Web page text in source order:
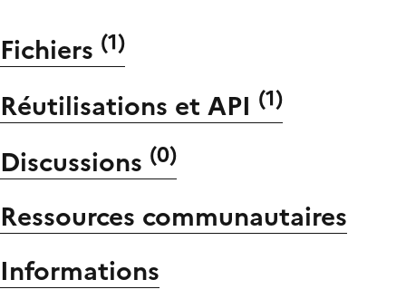
Fichiers (1)
Réutilisations et API (1)
Discussions (0)
Ressources communautaires
Informations